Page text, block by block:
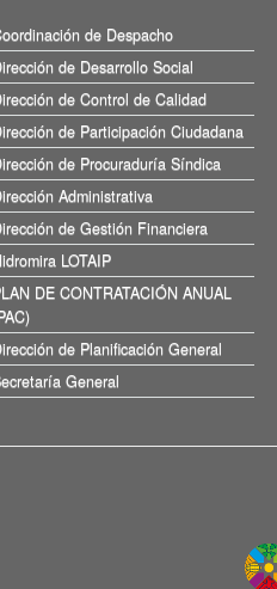
de Despacho
de Desarrollo Social
de Control de Calidad
de Participación Ciudadana
de Procuraduría Síndica
Administrativa
de Gestión Financiera
LOTAIP
DE CONTRATACIÓN ANUAL
de Planificación General
General